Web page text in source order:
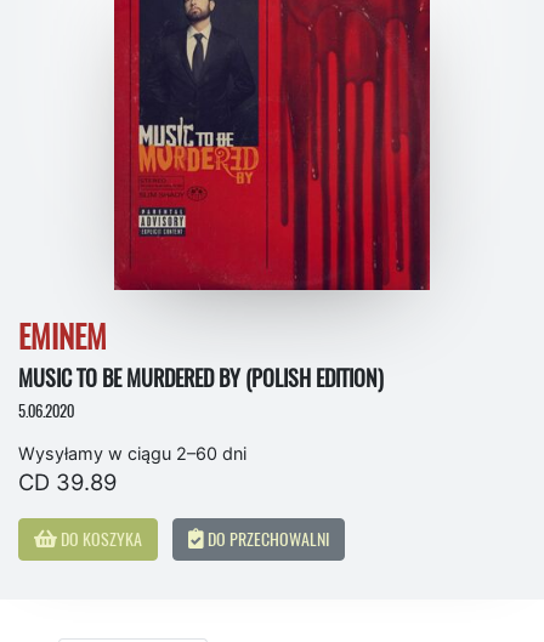
EMINEM
MUSIC TO BE MURDERED BY (POLISH EDITION)
5.06.2020
Wysyłamy w ciągu 2–60 dni
CD 39.89
DO KOSZYKA DO PRZECHOWALNI